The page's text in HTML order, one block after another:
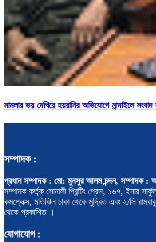
মামলার ভয় দেখিয়ে হয়রানির অভিযোগে নান্দাইলে
সম্পাদক :
প্রধান সম্পাদক : মো: মুনসুর আলম চন্দন, সম্পাদক :
সম্পাদক কর্তৃক সোনালী প্রিন্টিং প্রেস, ১৬৭, ইনার
কমপ্লেক্স, মতিঝিল ঢাকা থেকে মুদ্রিত এবং ২/সি
থেকে প্রকাশিত ।
যোগাযোগ :